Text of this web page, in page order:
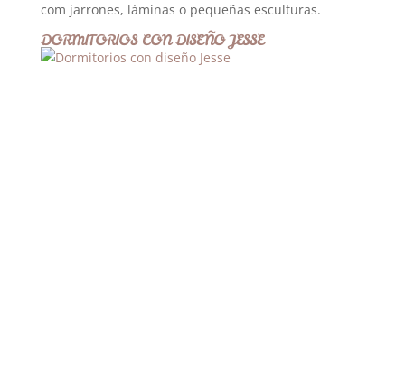
com jarrones, láminas o pequeñas esculturas.
DORMITORIOS CON DISEÑO JESSE